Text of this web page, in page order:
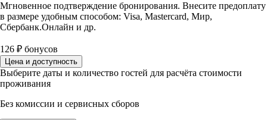
Мгновенное подтверждение бронирования. Внесите предоплату
в размере удобным способом: Visa, Mastercard, Мир,
Сбербанк.Онлайн и др.
126 ₽ бонусов
Цена и доступность
Выберите даты и количество гостей для расчёта стоимости
проживания
Без комиссии и сервисных сборов